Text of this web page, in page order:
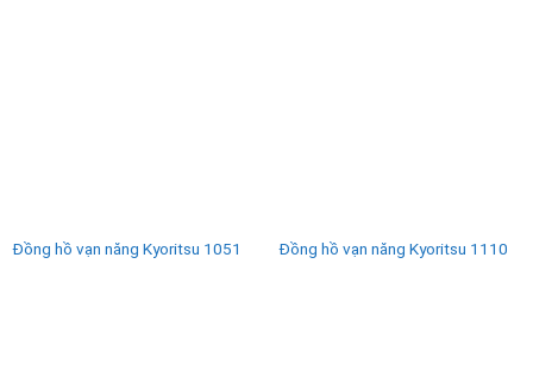
Đồng hồ vạn năng Kyoritsu 1051 Đồng hồ vạn năng Kyoritsu 1110